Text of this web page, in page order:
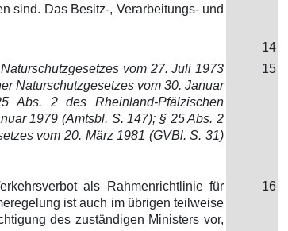
sind. Das Besitz-, Verarbeitungs- und
14
vom 27. Juli 1973
Naturschutzgesetzes vom 30. Januar
Abs. 2 des Rheinland-Pfälzischen
1979 (Amtsbl. S. 147); § 25 Abs. 2
vom 20. März 1981 (GVBl. S. 31)
15
als Rahmenrichtlinie für
ist auch im übrigen teilweise
des zuständigen Ministers vor,
16